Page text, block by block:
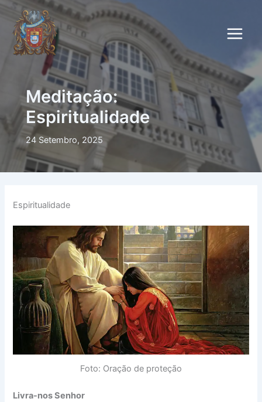
content
Meditação:
Espiritualidade
24 Setembro, 2025
Espiritualidade
Foto: Oração de proteção
Livra-nos Senhor